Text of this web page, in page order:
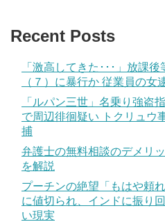
Recent Posts
「激高してきた･･･」放課
（７）に暴行か 従業員の女
「ルパン三世」名乗り強盗
で周辺徘徊疑い トクリュウ
捕
弁護士の無料相談のデメリ
を解説
プーチンの絶望「もはや頼
に値切られ、インドに振り
い現実